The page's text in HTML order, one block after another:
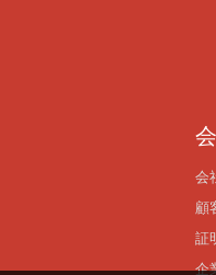
会
顧
証
企